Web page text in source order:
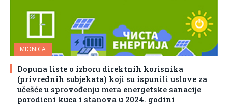
MIONICA
Dopuna liste o izboru direktnih korisnika
(privrednih subjekata) koji su ispunili uslove za
učešće u sprovođenju mera energetske sanacije
porodicni kuca i stanova u 2024. godini